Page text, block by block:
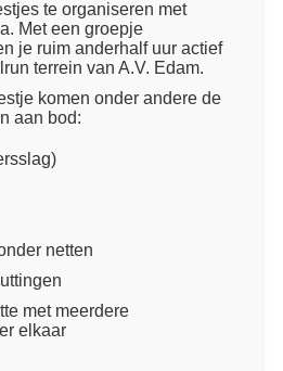
te organiseren met
Met een groepje
je ruim anderhalf uur actief
terrein van A.V. Edam.
komen onder andere de
aan bod:
netten
met meerdere
elkaar